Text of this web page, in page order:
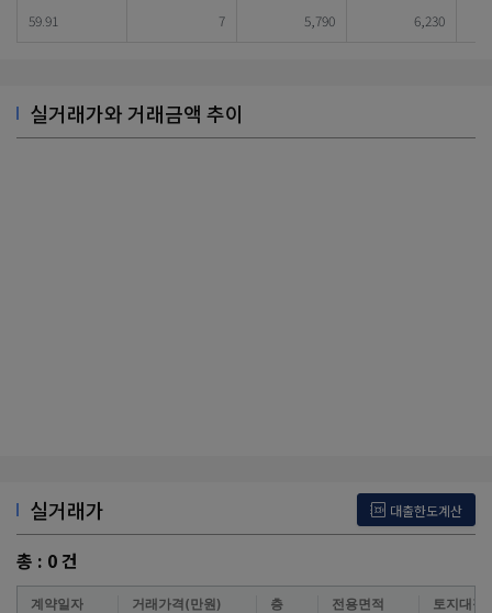
59.91 7 5,790 6,230
실거래가와 거래금액 추이
실거래가 대출한도계산
총 : 0건
계약일자 거래가격(만원) 층 전용면적 토지대장